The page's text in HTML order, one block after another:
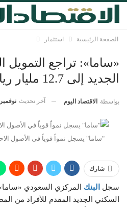
الصفحة الرئيسية استثمار
«ساما»: تراجع التمويل
الجديد إلى 12.7 مليار ريال
بواسطة الاقتصاد اليوم آخر تحديث نوفمبر 19, 2023
"ساما" يسجل نمواً قوياً في الأصول
شارك
سجل البنك المركزي السعودي